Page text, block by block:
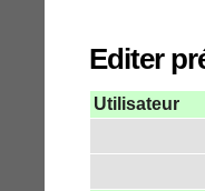
Editer
Utilisateur